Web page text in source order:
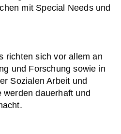
mit Special Needs und
richten sich vor allem an
und Forschung sowie in
Sozialen Arbeit und
werden dauerhaft und